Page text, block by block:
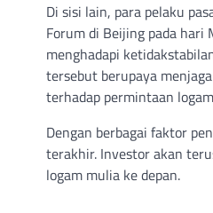
Di sisi lain, para pelaku
Forum di Beijing pada hari
menghadapi
tersebut berupaya
terhadap permintaan
Dengan berbagai faktor
terakhir. Investor akan
logam mulia ke depan.